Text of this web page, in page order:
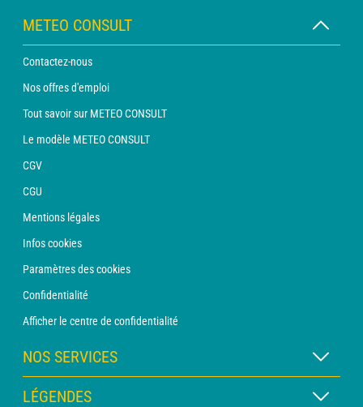
METEO CONSULT
Contactez-nous
Nos offres d'emploi
Tout savoir sur METEO CONSULT
Le modèle METEO CONSULT
CGV
CGU
Mentions légales
Infos cookies
Paramètres des cookies
Confidentialité
Afficher le centre de confidentialité
NOS SERVICES
Abonnement METEO Xpert
LÉGENDES